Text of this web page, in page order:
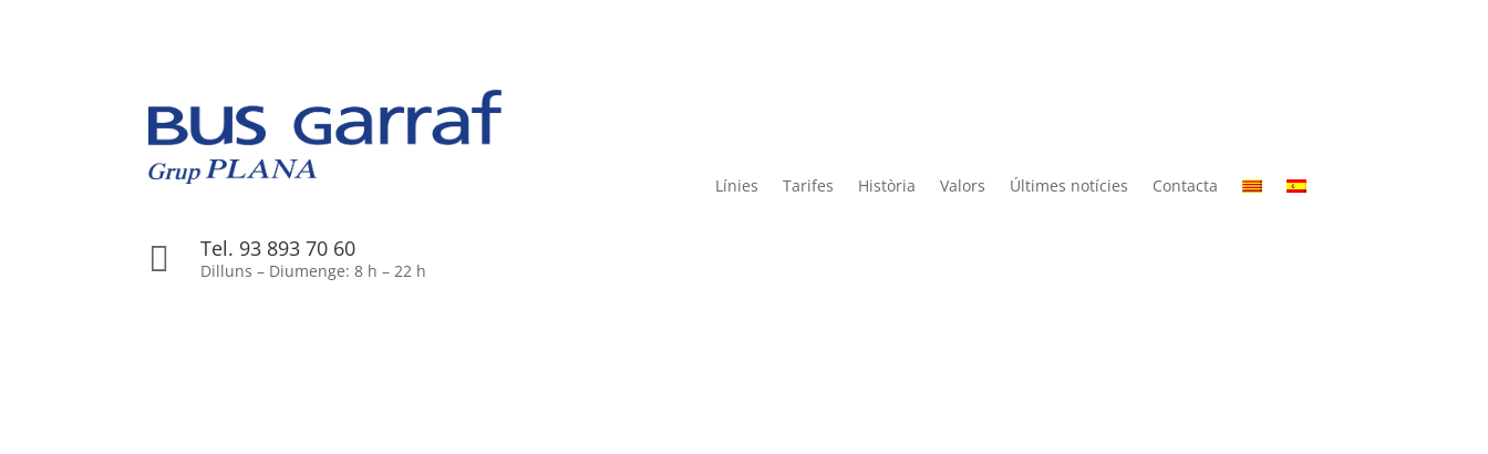
 Tel. 93 893 70 60
Dilluns – Diumenge: 8 h – 22 h
Línies Tarifes Història Valors Últimes notícies Contacta